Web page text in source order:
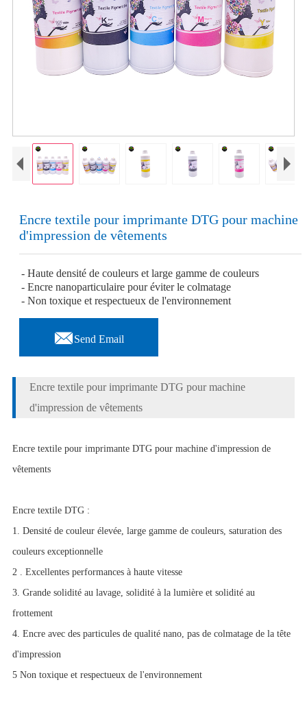
Encre textile pour imprimante DTG pour machine
d'impression de vêtements
- Haute densité de couleurs et large gamme de couleurs
- Encre nanoparticulaire pour éviter le colmatage
- Non toxique et respectueux de l'environnement
Send Email
Encre textile pour imprimante DTG pour machine
d'impression de vêtements
Encre textile pour imprimante DTG pour machine d'impression de
vêtements
Encre textile DTG :
1. Densité de couleur élevée, large gamme de couleurs, saturation des
couleurs exceptionnelle
2 . Excellentes performances à haute vitesse
3. Grande solidité au lavage, solidité à la lumière et solidité au
frottement
4. Encre avec des particules de qualité nano, pas de colmatage de la tête
d'impression
5 Non toxique et respectueux de l'environnement